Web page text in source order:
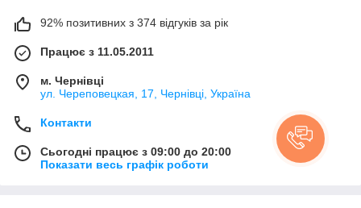
92% позитивних з 374 відгуків за рік
Працює з 11.05.2011
м. Чернівці
ул. Череповецкая, 17, Чернівці, Україна
Контакти
Сьогодні працює з 09:00 до 20:00
Показати весь графік роботи